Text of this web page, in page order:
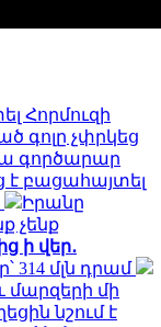
Հորմուզի
գոլը չփրկեց
գործարար
բացահայտել
Իրանը
չենք
ի վեր․
մլն դրամ
մի
նշում է